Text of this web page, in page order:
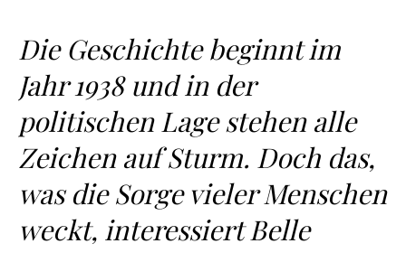
Die Geschichte beginnt im
Jahr 1938 und in der
politischen Lage stehen alle
Zeichen auf Sturm. Doch das,
was die Sorge vieler Menschen
weckt, interessiert Belle